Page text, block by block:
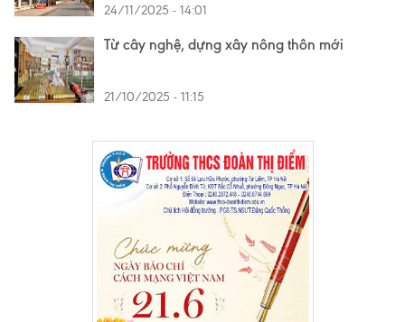
24/11/2025 - 14:01
Từ cây nghệ, dựng xây nông thôn mới
21/10/2025 - 11:15